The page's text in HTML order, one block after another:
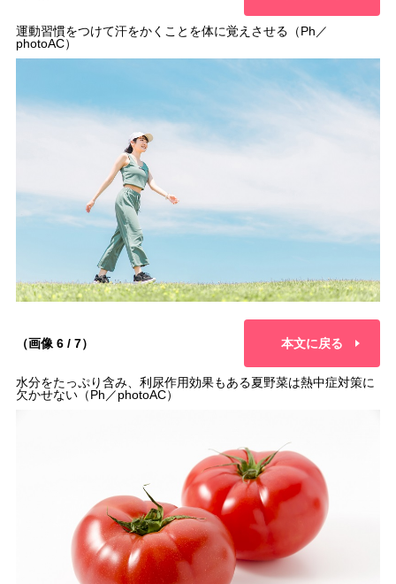
運動習慣をつけて汗をかくことを体に覚えさせる（Ph／
photoAC）
（画像 6 / 7） 本文に戻る
水分をたっぷり含み、利尿作用効果もある夏野菜は熱中症対策に
欠かせない（Ph／photoAC）